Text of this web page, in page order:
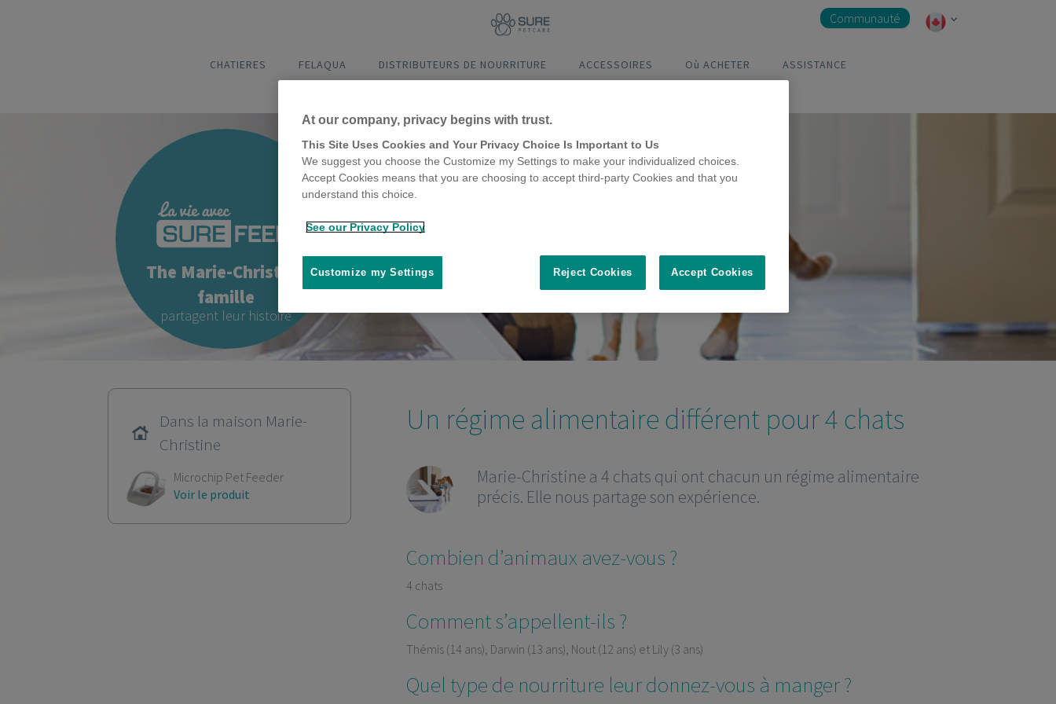
CHATIERES FELAQUA DISTRIBUTEURS DE NOURRITURE ACCESSOIRES Où ACHETER ASSISTANCE
Communauté
The Marie-Christine
famille
partagent leur histoire
Un régime alimentaire différent pour 4 chats
Marie-Christine a 4 chats qui ont chacun un régime alimentaire
précis. Elle nous partage son expérience.
Combien d’animaux avez-vous ?
4 chats
Comment s’appellent-ils ?
Thémis (14 ans), Darwin (13 ans), Nout (12 ans) et Lily (3 ans)
Quel type de nourriture leur donnez-vous à manger ?
Dans la maison Marie-
Christine
Microchip Pet Feeder
Voir le produit
At our company, privacy begins with trust.
This Site Uses Cookies and Your Privacy Choice Is Important to Us
We suggest you choose the Customize my Settings to make your individualized choices.
Accept Cookies means that you are choosing to accept third-party Cookies and that you
understand this choice.
See our Privacy Policy
Reject Cookies Accept Cookies
Customize my Settings